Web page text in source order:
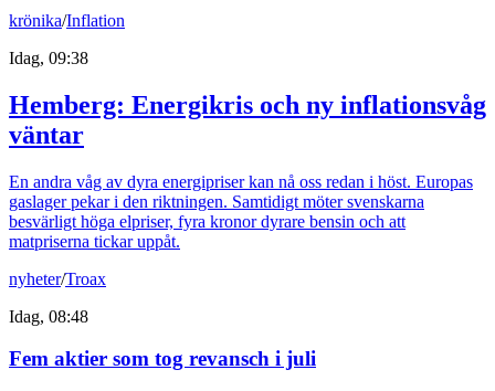
krönika/Inflation
Idag, 09:38
Hemberg: Energikris och ny inflationsvåg
väntar
En andra våg av dyra energipriser kan nå oss redan i höst. Europas
gaslager pekar i den riktningen. Samtidigt möter svenskarna
besvärligt höga elpriser, fyra kronor dyrare bensin och att
matpriserna tickar uppåt.
nyheter/Troax
Idag, 08:48
Fem aktier som tog revansch i juli